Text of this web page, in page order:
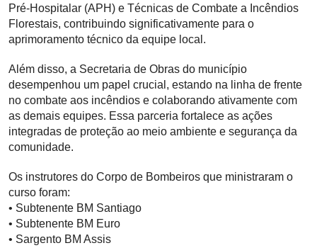
Pré-Hospitalar (APH) e Técnicas de Combate a Incêndios
Florestais, contribuindo significativamente para o
aprimoramento técnico da equipe local.
Além disso, a Secretaria de Obras do município
desempenhou um papel crucial, estando na linha de frente
no combate aos incêndios e colaborando ativamente com
as demais equipes. Essa parceria fortalece as ações
integradas de proteção ao meio ambiente e segurança da
comunidade.
Os instrutores do Corpo de Bombeiros que ministraram o
curso foram:
• Subtenente BM Santiago
• Subtenente BM Euro
• Sargento BM Assis